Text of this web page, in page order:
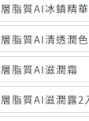
層脂質AI冰鎮精
層脂質AI清透潤
層脂質AI滋潤霜
層脂質AI滋潤露2